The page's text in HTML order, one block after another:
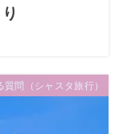
質問（シャスタ旅行）